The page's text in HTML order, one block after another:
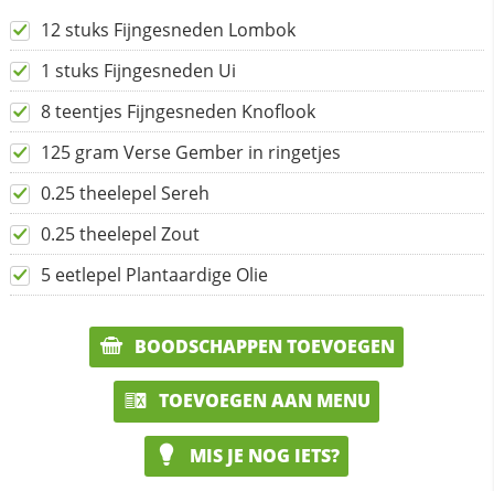
12 stuks Fijngesneden Lombok
1 stuks Fijngesneden Ui
8 teentjes Fijngesneden Knoflook
125 gram Verse Gember in ringetjes
0.25 theelepel Sereh
0.25 theelepel Zout
5 eetlepel Plantaardige Olie
BOODSCHAPPEN TOEVOEGEN
TOEVOEGEN AAN MENU
MIS JE NOG IETS?